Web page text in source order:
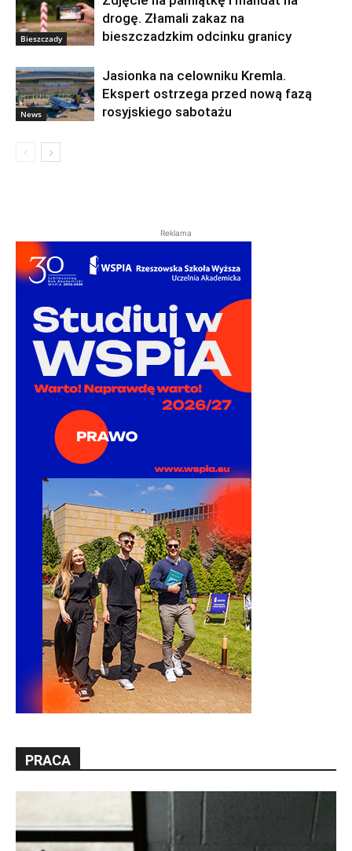
Bieszczady
drogę. Złamali zakaz na
bieszczadzkim odcinku granicy
News
Jasionka na celowniku Kremla.
Ekspert ostrzega przed nową fazą
rosyjskiego sabotażu
Reklama
PRACA